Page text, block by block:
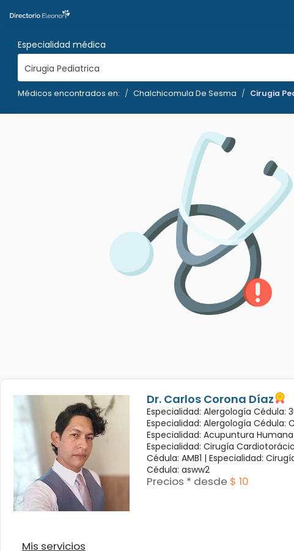
Especialidad médica
Cirugia Pediatrica
Médicos encontrados en: Chalchicomula De Sesma Cirugia
Dr. Carlos Corona Díaz
Especialidad: Alergología Cédula:
Especialidad: Alergología Cédula:
Especialidad: Acupuntura Humana
Especialidad: Cirugía
Cédula: AMB1 | Especialidad:
Cédula: asww2
Precios * desde $ 10
Mis servicios